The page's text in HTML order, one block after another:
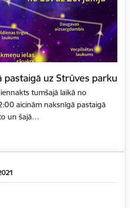
pastaigā uz Strūves parku
tumšajā laikā no
aicinām naksnīgā pastaigā
un šajā…